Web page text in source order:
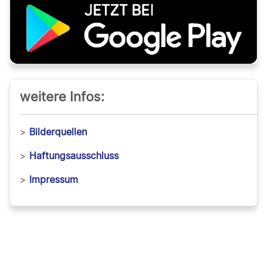
weitere Infos:
> Bilderquellen
> Haftungsausschluss
> Impressum